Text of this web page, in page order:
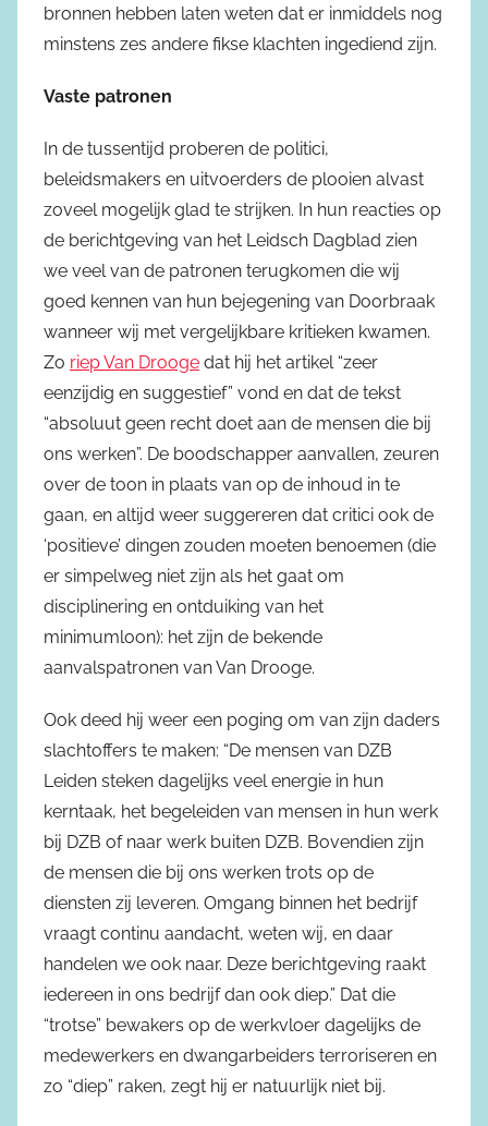
bronnen hebben laten weten dat er inmiddels nog
minstens zes andere fikse klachten ingediend zijn.
Vaste patronen
In de tussentijd proberen de politici,
beleidsmakers en uitvoerders de plooien alvast
zoveel mogelijk glad te strijken. In hun reacties op
de berichtgeving van het Leidsch Dagblad zien
we veel van de patronen terugkomen die wij
goed kennen van hun bejegening van Doorbraak
wanneer wij met vergelijkbare kritieken kwamen.
Zo riep Van Drooge dat hij het artikel “zeer
eenzijdig en suggestief” vond en dat de tekst
“absoluut geen recht doet aan de mensen die bij
ons werken”. De boodschapper aanvallen, zeuren
over de toon in plaats van op de inhoud in te
gaan, en altijd weer suggereren dat critici ook de
‘positieve’ dingen zouden moeten benoemen (die
er simpelweg niet zijn als het gaat om
disciplinering en ontduiking van het
minimumloon): het zijn de bekende
aanvalspatronen van Van Drooge.
Ook deed hij weer een poging om van zijn daders
slachtoffers te maken: “De mensen van DZB
Leiden steken dagelijks veel energie in hun
kerntaak, het begeleiden van mensen in hun werk
bij DZB of naar werk buiten DZB. Bovendien zijn
de mensen die bij ons werken trots op de
diensten zij leveren. Omgang binnen het bedrijf
vraagt continu aandacht, weten wij, en daar
handelen we ook naar. Deze berichtgeving raakt
iedereen in ons bedrijf dan ook diep.” Dat die
“trotse” bewakers op de werkvloer dagelijks de
medewerkers en dwangarbeiders terroriseren en
zo “diep” raken, zegt hij er natuurlijk niet bij.